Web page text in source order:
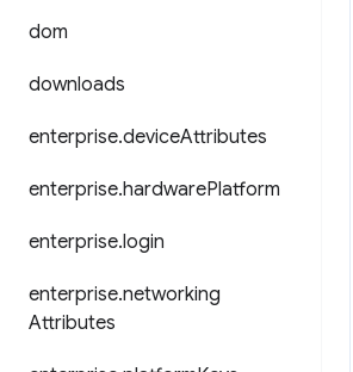
dom
downloads
enterprise.deviceAttributes
enterprise.hardwarePlatform
enterprise.login
enterprise.networking
Attributes